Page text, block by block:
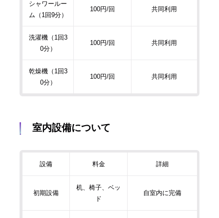
シャワールー
ム（1回9分）
100円/回 共同利用
洗濯機（1回3
0分）
100円/回 共同利用
乾燥機（1回3
0分）
100円/回 共同利用
室内設備について
設備 料金 詳細
初期設備
机、椅子、ベッ
ド
自室内に完備